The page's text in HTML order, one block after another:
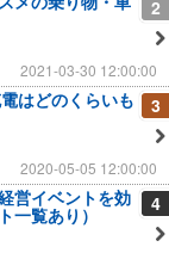
2
2021-03-30 12:00:00
3
はどのくらいも
2020-05-05 12:00:00
4
営イベントを効
一覧あり）